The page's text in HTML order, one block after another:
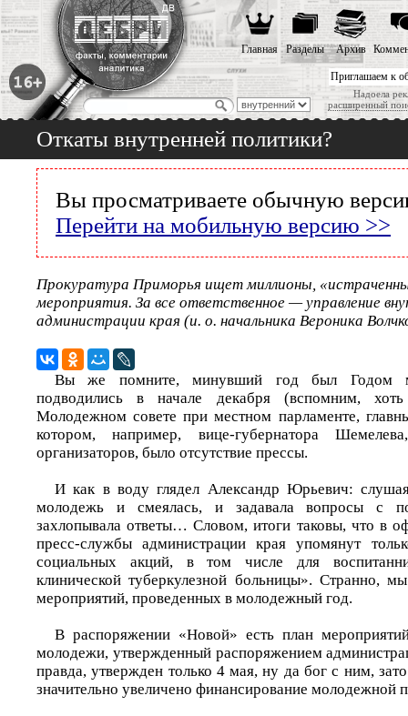
Приглашаем к
Надоела
расширенный
Главная Разделы Архив
Откаты внутренней политики?
Вы просматриваете обычную
Перейти на мобильную версию >>
Прокуратура Приморья ищет миллионы,
мероприятия. За все ответственное — управление
администрации края (и. о. начальника Вероника
Вы же помните, минувший год был Годом
подводились в начале декабря (вспомним,
Молодежном совете при местном парламенте,
котором, например, вице-губернатора
организаторов, было отсутствие прессы.
И как в воду глядел Александр Юрьевич:
молодежь и смеялась, и задавала вопросы с
захлопывала ответы… Словом, итоги таковы, что в
пресс-службы администрации края упомянут
социальных акций, в том числе для
клинической туберкулезной больницы». Странно,
мероприятий, проведенных в молодежный год.
В распоряжении «Новой» есть план
молодежи, утвержденный распоряжением
правда, утвержден только 4 мая, ну да бог с ним,
значительно увеличено финансирование молодежной